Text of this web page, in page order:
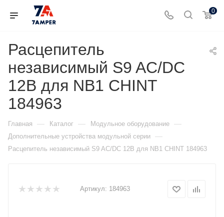
0
Расцепитель
независимый S9 AC/DC
12B для NB1 CHINT
184963
Главная — Каталог — Модульное оборудование —
Дополнительные устройства модульной серии —
Расцепитель независимый S9 AC/DC 12B для NB1 CHINT 184963
Артикул: 184963